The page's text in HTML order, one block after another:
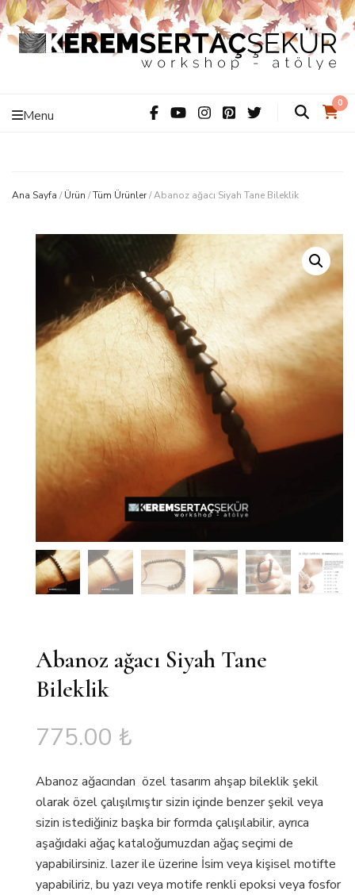
Kerem Sertaç
Workshop –
Atölye
Menu
0
Ana Sayfa / Ürün /Tüm Ürünler/Abanoz ağacı Siyah Tane Bileklik
Abanoz ağacı Siyah Tane
Bileklik
775.00 ₺
Abanoz ağacından özel tasarım ahşap bileklik şekil
olarak özel çalışılmıştır sizin içinde benzer şekil veya
sizin istediğiniz başka bir formda çalışılabilir, ayrıca
aşağıdaki ağaç kataloğumuzdan ağaç seçimi de
yapabilirsiniz. lazer ile üzerine İsim veya kişisel motifte
yapabiliriz, bu yazı veya motife renkli epoksi veya fosfor